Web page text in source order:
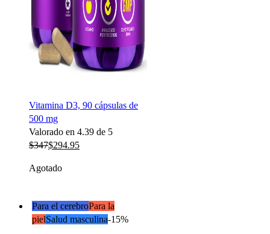
Vitamina D3, 90 cápsulas de
500 mg
Valorado en 4.39 de 5
$347$294.95
Agotado
Para el cerebroPara la
pielSalud masculina-15%